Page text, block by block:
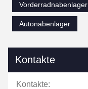
Vorderradnabenlager
Autonabenlager
Kontakte
Kontakte: